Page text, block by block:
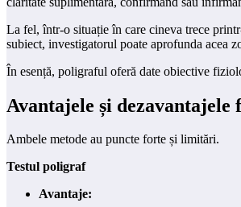
La fel, într-o situație în care cineva trece
subiect, investigatorul poate aprofunda acea
În esență, poligraful oferă date obiective
Avantajele și dezavantajele
Ambele metode au puncte forte și limitări.
Testul poligraf
Avantaje: